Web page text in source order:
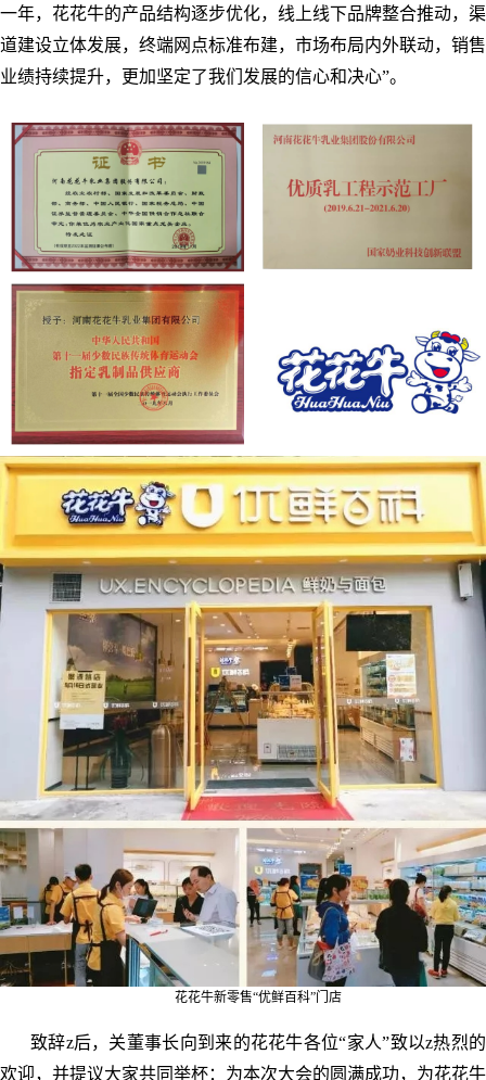
一年，花花牛的产品结构逐步优化，线上线下品牌整合推动，渠
道建设立体发展，终端网点标准布建，市场布局内外联动，销售
业绩持续提升，更加坚定了我们发展的信心和决心”。
花花牛新零售“优鲜百科”门店
致辞z后，关董事长向到来的花花牛各位“家人”致以z热烈的
欢迎，并提议大家共同举杯：为本次大会的圆满成功，为花花牛